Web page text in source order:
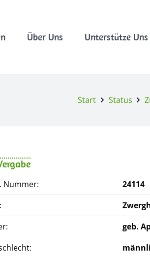
Über Uns Unterstütze Uns
Start Status
Nummer:
24114
geb.